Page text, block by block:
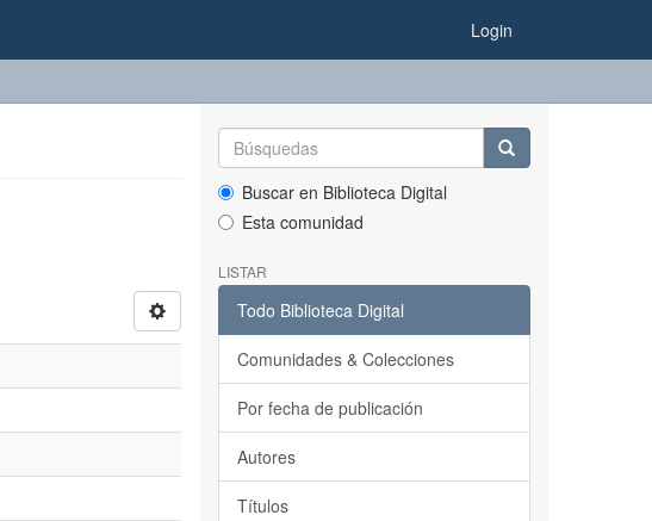
Login
Buscar en Biblioteca Digital
Esta comunidad
LISTAR
Todo Biblioteca Digital
Comunidades & Colecciones
Por fecha de publicación
Autores
Títulos